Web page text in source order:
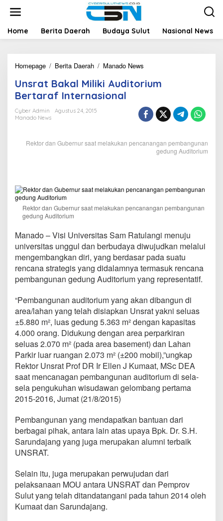
t
Home Berita Daerah Budaya Sulut Nasional News
Homepage / Berita Daerah / Manado News
s
t
B
a
i
i
d
i
t
o
r
i
m
B
e
r
t
a
r
f
I
n
n
a
s
a
l
Unsrat Bakal Miliki Auditorium
Bertaraf Internasional
Cyber Admin
Agustus 24, 2015
Manado News
Rektor dan Gubernur saat melakukan pencanangan pembangunan
gedung Auditorium
Rektor dan Gubernur saat melakukan pencanangan pembangunan
gedung Auditorium
Manado – Visi Universitas Sam Ratulangi menuju
universitas unggul dan berbudaya diwujudkan melalui
mengembangkan diri, yang berdasar pada suatu
rencana strategis yang didalamnya termasuk rencana
pembangunan gedung Auditorium yang representatif.
“Pembangunan auditorium yang akan dibangun di
area/lahan yang telah disiapkan Unsrat yakni seluas
±5.880 m², luas gedung 5.363 m² dengan kapasitas
4.000 orang. Didukung dengan area perparkiran
seluas 2.070 m² (pada area basement) dan Lahan
Parkir luar ruangan 2.073 m² (±200 mobil),”ungkap
Rektor Unsrat Prof DR Ir Ellen J Kumaat, MSc DEA
saat mencanagan pembangunan auditorium di sela-
sela pengukuhan wisudawan gelombang pertama
2015-2016, Jumat (21/8/2015)
Pembangunan yang mendapatkan bantuan dari
berbagai pihak, antara lain atas upaya Bpk. Dr. S.H.
Sarundajang yang juga merupakan alumni terbaik
UNSRAT.
Selain itu, juga merupakan perwujudan dari
pelaksanaan MOU antara UNSRAT dan Pemprov
Sulut yang telah ditandatangani pada tahun 2014 oleh
Kumaat dan Sarundajang.